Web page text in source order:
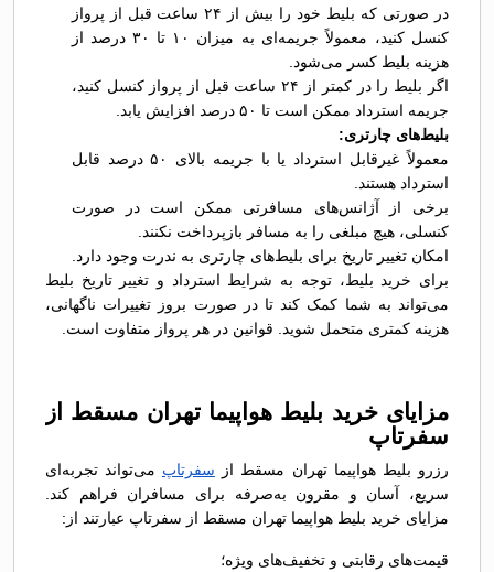
در صورتی که بلیط خود را بیش از ۲۴ ساعت قبل از پرواز
کنسل کنید، معمولاً جریمه‌ای به میزان ۱۰ تا ۳۰ درصد از
هزینه بلیط کسر می‌شود.
اگر بلیط را در کمتر از ۲۴ ساعت قبل از پرواز کنسل کنید،
جریمه استرداد ممکن است تا ۵۰ درصد افزایش یابد.
بلیط‌های چارتری:
معمولاً غیرقابل استرداد یا با جریمه بالای ۵۰ درصد قابل
استرداد هستند.
برخی از آژانس‌های مسافرتی ممکن است در صورت
کنسلی، هیچ مبلغی را به مسافر بازپرداخت نکنند.
امکان تغییر تاریخ برای بلیط‌های چارتری به ندرت وجود دارد.
برای خرید بلیط، توجه به شرایط استرداد و تغییر تاریخ بلیط
می‌تواند به شما کمک کند تا در صورت بروز تغییرات ناگهانی،
هزینه کمتری متحمل شوید. قوانین در هر پرواز متفاوت است.
مزایای خرید بلیط هواپیما تهران مسقط از
سفرتاپ
رزرو بلیط هواپیما تهران مسقط از سفرتاپ می‌تواند تجربه‌ای
سریع، آسان و مقرون به‌صرفه برای مسافران فراهم کند.
مزایای خرید بلیط هواپیما تهران مسقط از سفرتاپ عبارتند از:
قیمت‌های رقابتی و تخفیف‌های ویژه؛